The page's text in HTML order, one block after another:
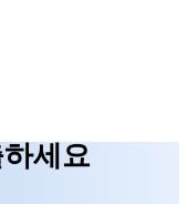
세요